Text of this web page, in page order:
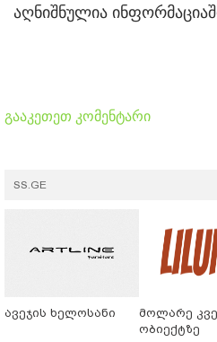
აღნიშნულია
გააკეთეთ კომენტარი
SS.GE
ავეჯის ხელოსანი
მოლარე
ობიექტზე